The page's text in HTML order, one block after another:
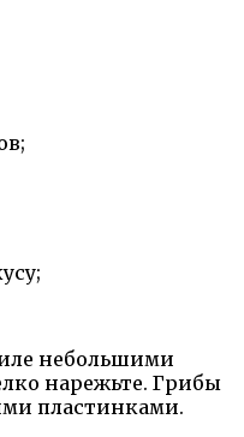
небольшими
нарежьте. Грибы
пластинками.